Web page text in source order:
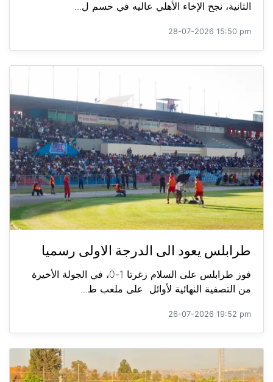
الثانية، نجح الإخاء الأهلي عاليه في حسم ل...
28-07-2026 15:50 pm
طرابلس يعود الى الدرجة الاولى رسميا
فوز طرابلس على السلام زغرتا 1-0، في الجولة الأخيرة
من التصفية النهائية لأوائل على ملعب ط...
26-07-2026 19:52 pm